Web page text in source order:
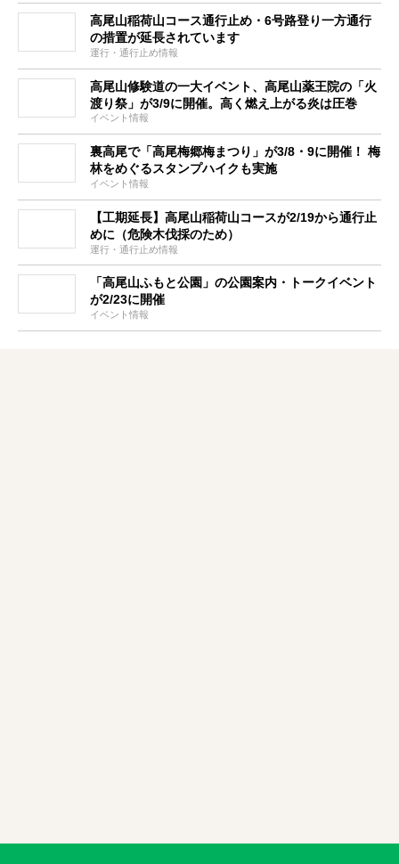
高尾山稲荷山コース通行止め・6号路登り一方通行
の措置が延長されています
運行・通行止め情報
高尾山修験道の一大イベント、高尾山薬王院の「火
渡り祭」が3/9に開催。高く燃え上がる炎は圧巻
イベント情報
裏高尾で「高尾梅郷梅まつり」が3/8・9に開催！ 梅
林をめぐるスタンプハイクも実施
イベント情報
【工期延長】高尾山稲荷山コースが2/19から通行止
めに（危険木伐採のため）
運行・通行止め情報
「高尾山ふもと公園」の公園案内・トークイベント
が2/23に開催
イベント情報